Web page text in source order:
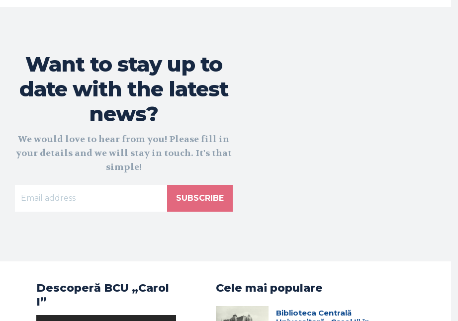
Want to stay up to
date with the latest
news?
We would love to hear from you! Please fill in
your details and we will stay in touch. It's that
simple!
SUBSCRIBE
Descoperă BCU „Carol
I”
Cele mai populare
Biblioteca Centrală